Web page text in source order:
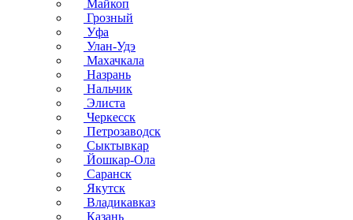
Майкоп
Грозный
Уфа
Улан-Удэ
Махачкала
Назрань
Нальчик
Элиста
Черкесск
Петрозаводск
Сыктывкар
Йошкар-Ола
Саранск
Якутск
Владикавказ
Казань